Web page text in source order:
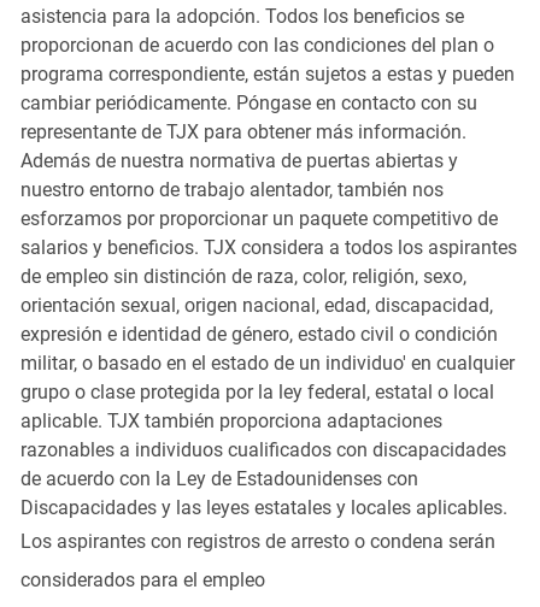
asistencia para la adopción. Todos los beneficios se
proporcionan de acuerdo con las condiciones del plan o
programa correspondiente, están sujetos a estas y pueden
cambiar periódicamente. Póngase en contacto con su
representante de TJX para obtener más información.
Además de nuestra normativa de puertas abiertas y
nuestro entorno de trabajo alentador, también nos
esforzamos por proporcionar un paquete competitivo de
salarios y beneficios. TJX considera a todos los aspirantes
de empleo sin distinción de raza, color, religión, sexo,
orientación sexual, origen nacional, edad, discapacidad,
expresión e identidad de género, estado civil o condición
militar, o basado en el estado de un individuo' en cualquier
grupo o clase protegida por la ley federal, estatal o local
aplicable. TJX también proporciona adaptaciones
razonables a individuos cualificados con discapacidades
de acuerdo con la Ley de Estadounidenses con
Discapacidades y las leyes estatales y locales aplicables.
Los aspirantes con registros de arresto o condena serán
considerados para el empleo